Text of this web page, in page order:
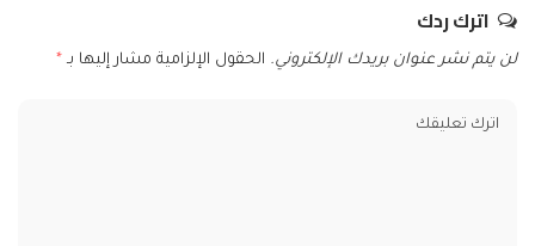
اترك ردك
لن يتم نشر عنوان بريدك الإلكتروني. الحقول الإلزامية مشار إليها بـ *